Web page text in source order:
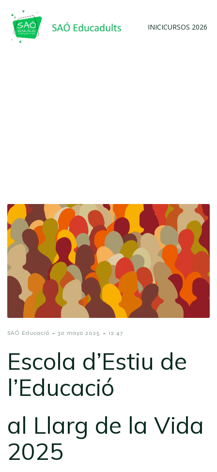
INICICURSOS 2026
SAÓ Educació - 30 mayo 2025 - 12:47
Escola d’Estiu de
l’Educació
al Llarg de la Vida
2025